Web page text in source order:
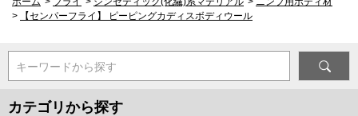
>
【センパーフライ】 ピーピングカディスボディウール
キーワードから探す
カテゴリから探す